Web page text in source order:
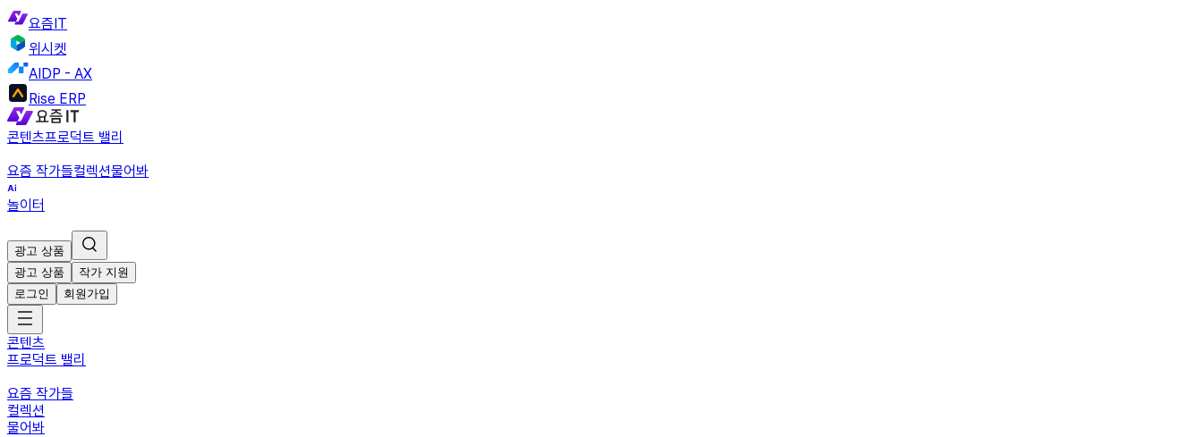
요즘IT
위시켓
AIDP - AX
Rise ERP
콘텐츠프로덕트 밸리
요즘 작가들컬렉션물어봐
놀이터
광고 상품
광고 상품
작가 지원
로그인
회원가입
콘텐츠
프로덕트 밸리
요즘 작가들
컬렉션
물어봐